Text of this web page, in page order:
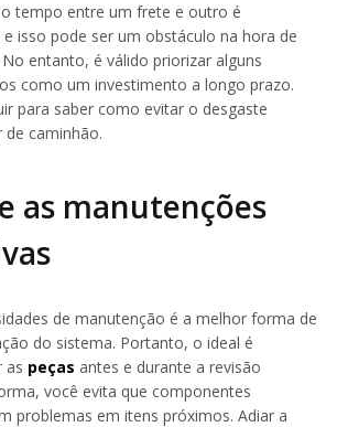
o tempo entre um frete e outro é
isso pode ser um obstáculo na hora de
entanto, é válido priorizar alguns
como um investimento a longo prazo.
para saber como evitar o desgaste
caminhão.
as manutenções
de manutenção é a melhor forma de
do sistema. Portanto, o ideal é
as peças antes e durante a revisão
você evita que componentes
problemas em itens próximos. Adiar a